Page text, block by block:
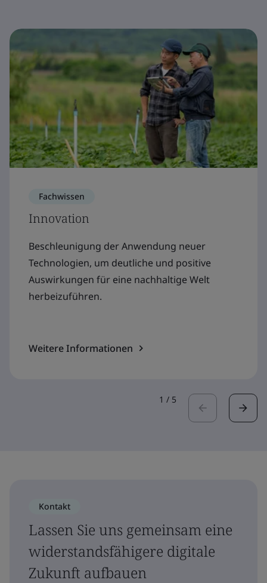
Fachwissen
Innovation
Beschleunigung der Anwendung neuer
Technologien, um deutliche und positive
Auswirkungen für eine nachhaltige Welt
herbeizuführen.
Weitere Informationen
1 / 5
Kontakt
Lassen Sie uns gemeinsam eine
widerstandsfähigere digitale
Zukunft aufbauen